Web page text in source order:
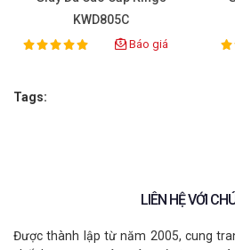
độ cao. Loại bỏ bụi hoặc bụi
dụng các loại sản phẩm
giữ vẻ ngoài như mới cho
KWD805C
Rating:
100% Báo giá
Tags:
LIÊN HỆ VỚI
Được thành lập từ năm 2005, cung